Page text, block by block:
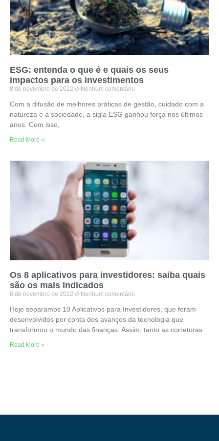
ESG: entenda o que é e quais os seus
impactos para os investimentos
8 de novembro de 2022 Nenhum comentário
Com a difusão de melhores práticas de gestão, cuidado com a
natureza e a sociedade, a sigla ESG ganhou força nos últimos
anos. Com isso,
Read More »
Os 8 aplicativos para investidores: saiba quais
são os mais indicados
8 de novembro de 2022 Nenhum comentário
Hoje separamos 10 Aplicativos para Investidores, que foram
desenvolvidos por conta dos avanços da tecnologia que
transformou o mundo das finanças. Assim, tanto as corretoras
Read More »